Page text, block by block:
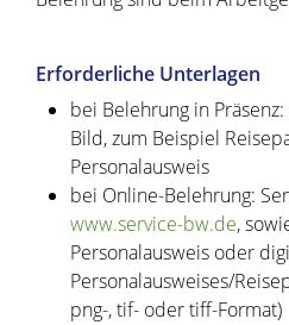
Erforderliche Unterlagen
bei Belehrung in
Bild, zum Beispiel
Personalausweis
bei Online-Belehrung:
www.service-bw.de,
Personalausweis oder
Personalausweises/
png-, tif- oder tiff-Format)